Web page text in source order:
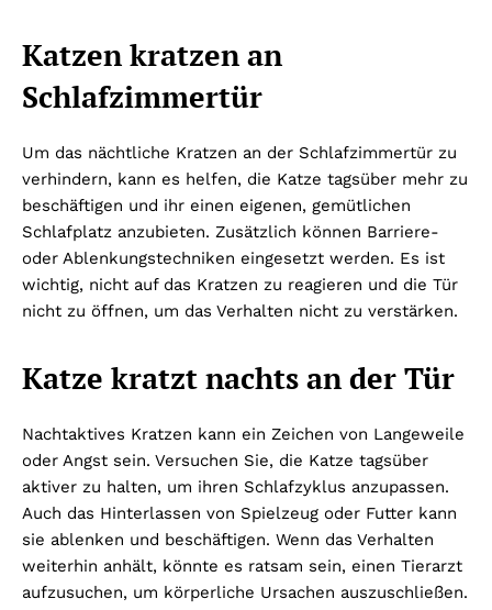
Katzen kratzen an
Schlafzimmertür
Um das nächtliche Kratzen an der Schlafzimmertür zu
verhindern, kann es helfen, die Katze tagsüber mehr zu
beschäftigen und ihr einen eigenen, gemütlichen
Schlafplatz anzubieten. Zusätzlich können Barriere-
oder Ablenkungstechniken eingesetzt werden. Es ist
wichtig, nicht auf das Kratzen zu reagieren und die Tür
nicht zu öffnen, um das Verhalten nicht zu verstärken.
Katze kratzt nachts an der Tür
Nachtaktives Kratzen kann ein Zeichen von Langeweile
oder Angst sein. Versuchen Sie, die Katze tagsüber
aktiver zu halten, um ihren Schlafzyklus anzupassen.
Auch das Hinterlassen von Spielzeug oder Futter kann
sie ablenken und beschäftigen. Wenn das Verhalten
weiterhin anhält, könnte es ratsam sein, einen Tierarzt
aufzusuchen, um körperliche Ursachen auszuschließen.